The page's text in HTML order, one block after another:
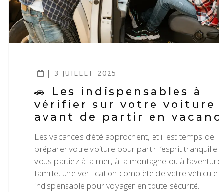
| 3 JUILLET 2025
🚗 Les indispensables à
vérifier sur votre voiture
avant de partir en
Les vacances d’été approchent, et il est temps de
préparer votre voiture pour partir l’esprit tranquille
vous partiez à la mer, à la montagne ou à
famille, une vérification complète de votre
indispensable pour voyager en toute sécurité.